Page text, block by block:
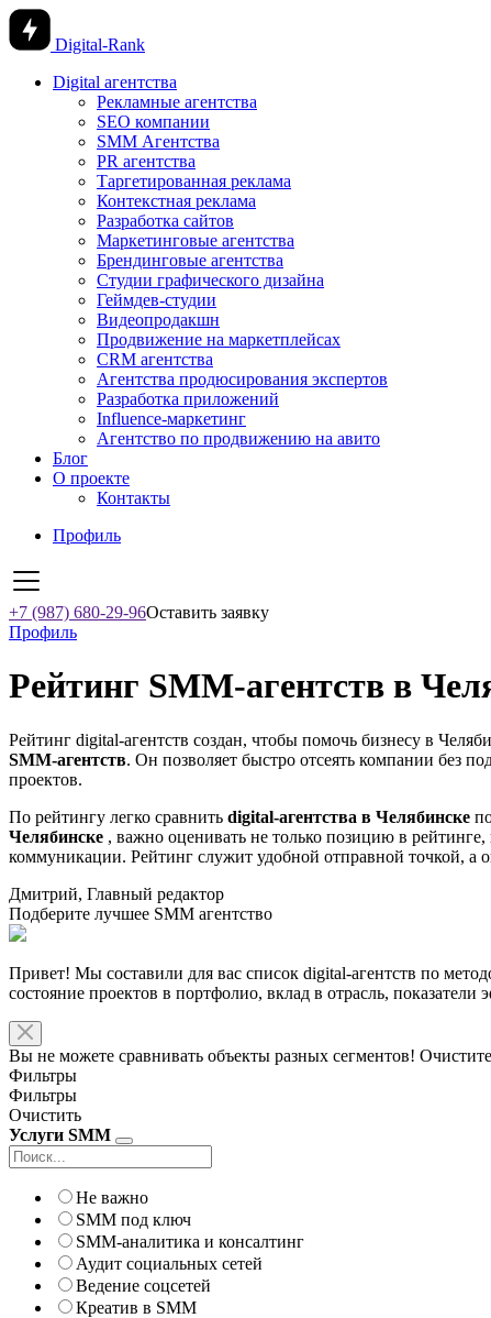
Digital-Rank
Digital агентства
Рекламные агентства
SEO компании
SMM Агентства
PR агентства
Таргетированная реклама
Контекстная реклама
Разработка сайтов
Маркетинговые агентства
Брендинговые агентства
Студии графического дизайна
Геймдев-студии
Видеопродакшн
Продвижение на маркетплейсах
CRM агентства
Агентства продюсирования экспертов
Разработка приложений
Influence-маркетинг
Агентство по продвижению на авито
Блог
О проекте
Контакты
Профиль
+7 (987) 680-29-96Оставить заявку
Профиль
Рейтинг SMM‑агентств в
Рейтинг digital-агентств создан, чтобы помочь бизнесу в
SMM‑агентств. Он позволяет быстро отсеять компании без
проектов.
По рейтингу легко сравнить digital-агентства в Челябинске
Челябинске , важно оценивать не только позицию в
коммуникации. Рейтинг служит удобной отправной точкой, а
Дмитрий, Главный редактор
Подберите лучшее SMM агентство
Привет! Мы составили для вас список digital-агентств по
состояние проектов в портфолио, вклад в отрасль,
Вы не можете сравнивать объекты разных сегментов!
Фильтры
Фильтры
Очистить
Услуги SMM
Не важно
SMM под ключ
SMM-аналитика и консалтинг
Аудит социальных сетей
Ведение соцсетей
Креатив в SMM